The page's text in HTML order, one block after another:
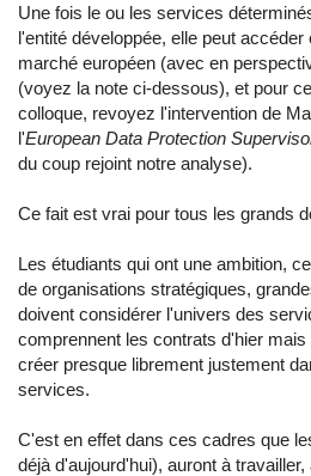
Une fois le ou les services
l'entité développée, elle peut
marché européen (avec en
(voyez la note ci-dessous), et pour
colloque, revoyez l'intervention de
l'European Data Protection
du coup rejoint notre analyse).
Ce fait est vrai pour tous les grands
Les étudiants qui ont une ambition,
de organisations stratégiques,
doivent considérer l'univers des
comprennent les contrats d'hier
créer presque librement justement
services.
C'est en effet dans ces cadres que
déjà d'aujourd'hui), auront à